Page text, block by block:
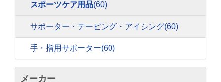
スポーツケア用品(60)
サポーター・テーピング・アイシング(60)
手・指用サポーター(60)
メーカー